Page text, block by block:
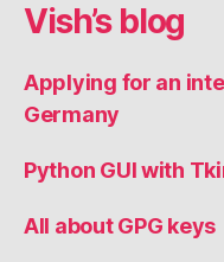
Vish’s blog
Applying for an
Germany
Python GUI with
All about GPG keys